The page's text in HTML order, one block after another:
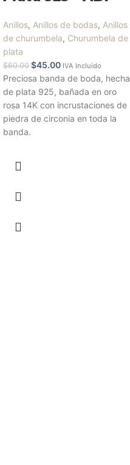
Anillos, Anillos de bodas, Anillos
de churumbela, Churumbela de
plata
$60.00 $45.00 IVA Incluido
Preciosa banda de boda, hecha
de plata 925, bañada en oro
rosa 14K con incrustaciones de
piedra de circonia en toda la
banda.